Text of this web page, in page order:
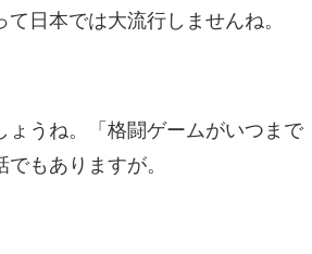
日本では大流行しませんね。
うね。「格闘ゲームがいつまで
もありますが。